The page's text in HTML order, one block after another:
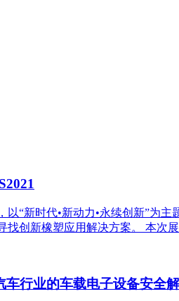
以“新时代•新动力•永续创新”为
找创新橡塑应用解决方案。 本次
车行业的车载电子设备安全